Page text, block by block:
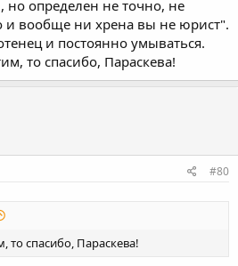
определен не точно, не
и вообще ни хрена вы не юрист".
и постоянно умываться.
то спасибо, Параскева!
#80
то спасибо, Параскева!